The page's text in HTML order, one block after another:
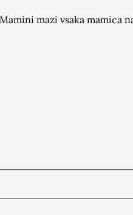
mazi vsaka mamica